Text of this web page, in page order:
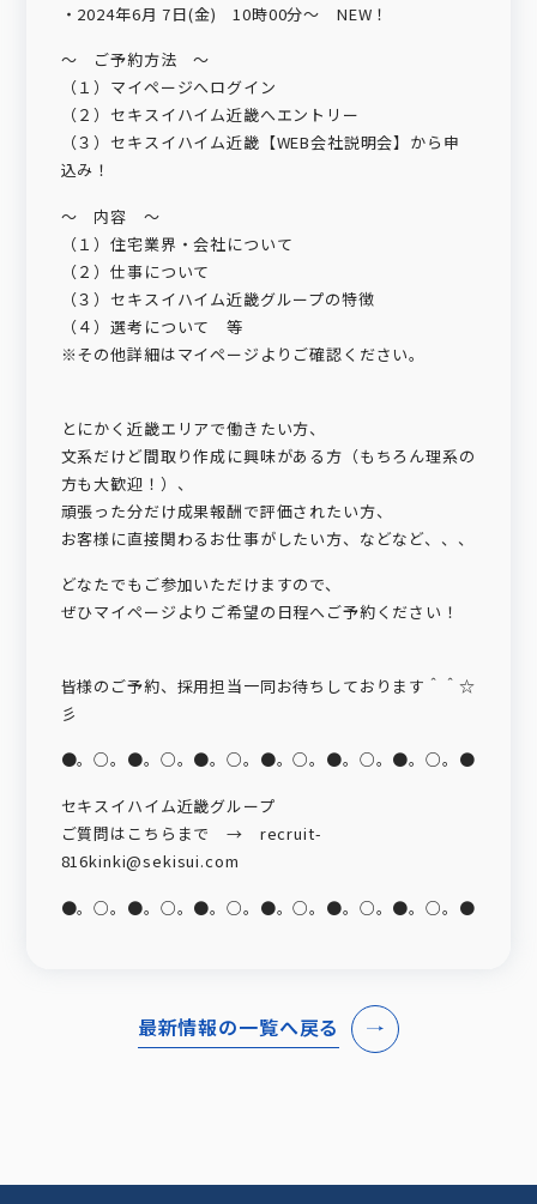
・2024年6月 7日(金) 10時00分～ NEW！
～ ご予約方法 ～
（１）マイページへログイン
（２）セキスイハイム近畿へエントリー
（３）セキスイハイム近畿【WEB会社説明会】から申
込み！
～ 内容 ～
（１）住宅業界・会社について
（２）仕事について
（３）セキスイハイム近畿グループの特徴
（４）選考について 等
※その他詳細はマイページよりご確認ください。
とにかく近畿エリアで働きたい方、
文系だけど間取り作成に興味がある方（もちろん理系の
方も大歓迎！）、
頑張った分だけ成果報酬で評価されたい方、
お客様に直接関わるお仕事がしたい方、などなど、、、
どなたでもご参加いただけますので、
ぜひマイページよりご希望の日程へご予約ください！
皆様のご予約、採用担当一同お待ちしております＾＾☆
彡
●。○。●。○。●。○。●。○。●。○。●。○。●
セキスイハイム近畿グループ
ご質問はこちらまで → recruit-
816kinki@sekisui.com
●。○。●。○。●。○。●。○。●。○。●。○。●
最新情報の一覧へ戻る